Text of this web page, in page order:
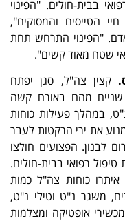
בבית-חולים. "הפינוי
הטייסים והמסוקים",
"הפינוי התרחש תחת
שטח מאוד קשים".
קצין צה"ל, סגן יפתח
שניים מהם באורח קשה
במהלך פעילות כוחות
את ירי הרקטות לעבר
לבנון. הפצועים חולצו
רפואי בבית-חולים.
כוחות צה"ל כמות
משגר נ"ט וטילי נ"ט,
אופטיקה ומצלמות